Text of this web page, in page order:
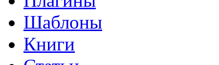
Шаблоны
Книги